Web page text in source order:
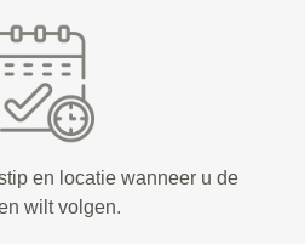
en locatie wanneer u de
wilt volgen.